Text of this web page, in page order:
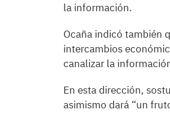
la información.
Ocaña indicó también
intercambios
canalizar la
En esta dirección,
asimismo dará “un